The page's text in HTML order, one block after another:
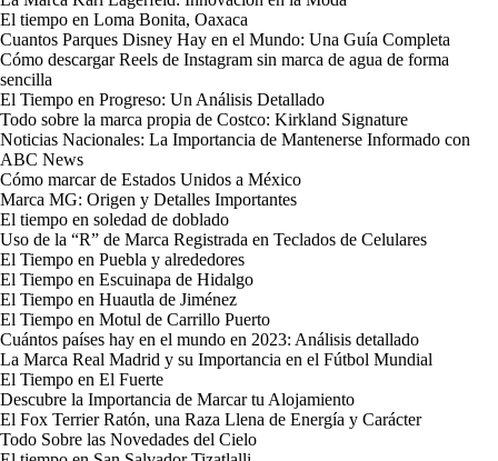
El tiempo en Loma Bonita, Oaxaca
Cuantos Parques Disney Hay en el Mundo: Una Guía Completa
Cómo descargar Reels de Instagram sin marca de agua de forma
sencilla
El Tiempo en Progreso: Un Análisis Detallado
Todo sobre la marca propia de Costco: Kirkland Signature
Noticias Nacionales: La Importancia de Mantenerse Informado con
ABC News
Cómo marcar de Estados Unidos a México
Marca MG: Origen y Detalles Importantes
El tiempo en soledad de doblado
Uso de la “R” de Marca Registrada en Teclados de Celulares
El Tiempo en Puebla y alrededores
El Tiempo en Escuinapa de Hidalgo
El Tiempo en Huautla de Jiménez
El Tiempo en Motul de Carrillo Puerto
Cuántos países hay en el mundo en 2023: Análisis detallado
La Marca Real Madrid y su Importancia en el Fútbol Mundial
El Tiempo en El Fuerte
Descubre la Importancia de Marcar tu Alojamiento
El Fox Terrier Ratón, una Raza Llena de Energía y Carácter
Todo Sobre las Novedades del Cielo